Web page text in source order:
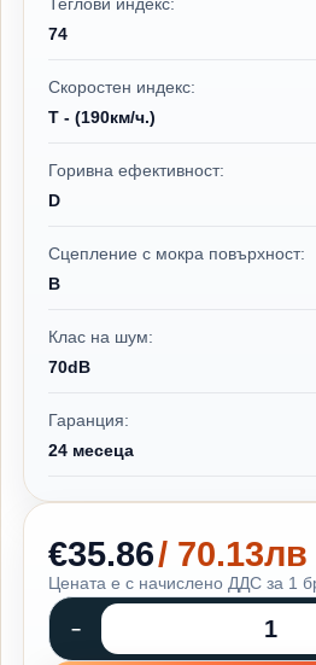
74
Скоростен индекс:
T - (190км/ч.)
Горивна ефективност:
D
Сцепление с мокра повърхност:
B
Клас на шум:
70dB
Гаранция:
24 месеца
€35.86/ 70.13лв
Цената е с начислено ДДС за 1